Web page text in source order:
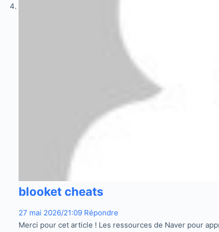
blooket cheats
27 mai 2026/21:09 Répondre
Merci pour cet article ! Les ressources de Naver pour